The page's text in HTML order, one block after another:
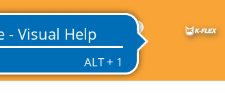
MX